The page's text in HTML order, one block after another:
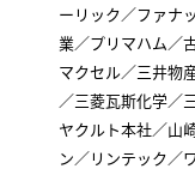
ーリック／ファナ
業／プリマハム／
マクセル／三井物
／三菱瓦斯化学／
ヤクルト本社／山
ン／リンテック／